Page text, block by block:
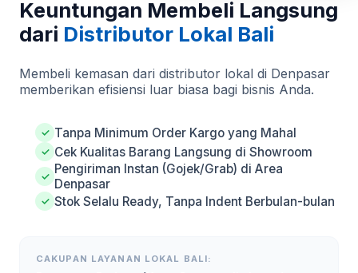
Keuntungan Membeli Langsung
dari Distributor Lokal Bali
Membeli kemasan dari distributor lokal di Denpasar
memberikan efisiensi luar biasa bagi bisnis Anda.
✓ Tanpa Minimum Order Kargo yang Mahal
✓ Cek Kualitas Barang Langsung di Showroom
✓ Pengiriman Instan (Gojek/Grab) di Area
Denpasar
✓ Stok Selalu Ready, Tanpa Indent Berbulan-bulan
CAKUPAN LAYANAN LOKAL BALI: